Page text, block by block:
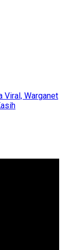
Viral, Warganet